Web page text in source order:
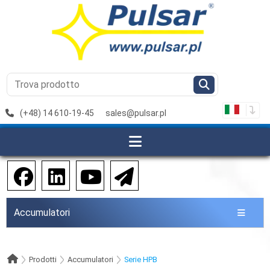
(+48) 14 610-19-45 sales@pulsar.pl
Accumulatori
Prodotti Accumulatori Serie HPB